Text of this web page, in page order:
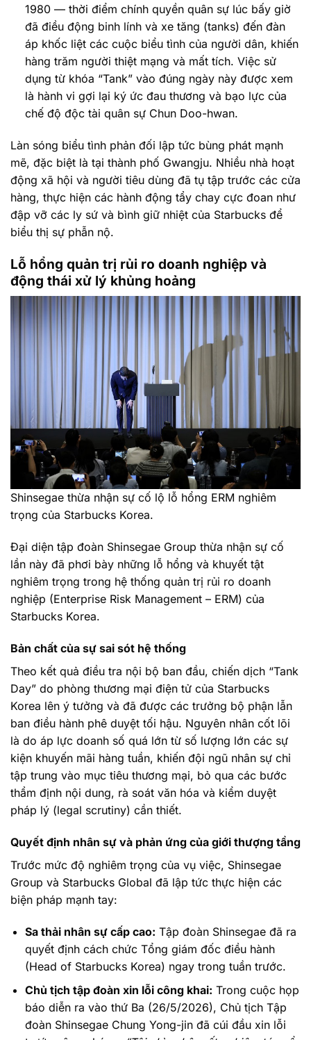
1980 — thời điểm chính quyền quân sự lúc bấy giờ
đã điều động binh lính và xe tăng (tanks) đến đàn
áp khốc liệt các cuộc biểu tình của người dân, khiến
hàng trăm người thiệt mạng và mất tích. Việc sử
dụng từ khóa “Tank” vào đúng ngày này được xem
là hành vi gợi lại ký ức đau thương và bạo lực của
chế độ độc tài quân sự Chun Doo-hwan.
Làn sóng biểu tình phản đối lập tức bùng phát mạnh
mẽ, đặc biệt là tại thành phố Gwangju. Nhiều nhà hoạt
động xã hội và người tiêu dùng đã tụ tập trước các cửa
hàng, thực hiện các hành động tẩy chay cực đoan như
đập vỡ các ly sứ và bình giữ nhiệt của Starbucks để
biểu thị sự phẫn nộ.
Lỗ hổng quản trị rủi ro doanh nghiệp và
động thái xử lý khủng hoảng
Shinsegae thừa nhận sự cố lộ lỗ hổng ERM nghiêm
trọng của Starbucks Korea.
Đại diện tập đoàn Shinsegae Group thừa nhận sự cố
lần này đã phơi bày những lỗ hổng và khuyết tật
nghiêm trọng trong hệ thống quản trị rủi ro doanh
nghiệp (Enterprise Risk Management – ERM) của
Starbucks Korea.
Bản chất của sự sai sót hệ thống
Theo kết quả điều tra nội bộ ban đầu, chiến dịch “Tank
Day” do phòng thương mại điện tử của Starbucks
Korea lên ý tưởng và đã được các trưởng bộ phận lẫn
ban điều hành phê duyệt tối hậu. Nguyên nhân cốt lõi
là do áp lực doanh số quá lớn từ số lượng lớn các sự
kiện khuyến mãi hàng tuần, khiến đội ngũ nhân sự chỉ
tập trung vào mục tiêu thương mại, bỏ qua các bước
thẩm định nội dung, rà soát văn hóa và kiểm duyệt
pháp lý (legal scrutiny) cần thiết.
Quyết định nhân sự và phản ứng của giới thượng tầng
Trước mức độ nghiêm trọng của vụ việc, Shinsegae
Group và Starbucks Global đã lập tức thực hiện các
biện pháp mạnh tay:
Sa thải nhân sự cấp cao: Tập đoàn Shinsegae đã ra
quyết định cách chức Tổng giám đốc điều hành
(Head of Starbucks Korea) ngay trong tuần trước.
Chủ tịch tập đoàn xin lỗi công khai: Trong cuộc họp
báo diễn ra vào thứ Ba (26/5/2026), Chủ tịch Tập
đoàn Shinsegae Chung Yong-jin đã cúi đầu xin lỗi